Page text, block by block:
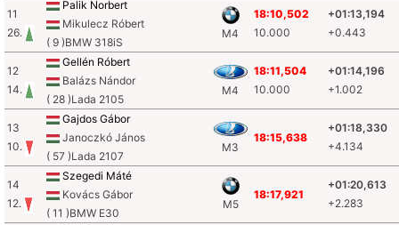
11
26.
Palik Norbert
Mikulecz Róbert
( 9 )BMW 318iS
M4
18:10,502
10.000
+01:13,194
+0.443
12
14.
Gellén Róbert
Balázs Nándor
( 28 )Lada 2105
M4
18:11,504
10.000
+01:14,196
+1.002
13
10.
Gajdos Gábor
Janoczkó János
( 57 )Lada 2107
M3
18:15,638
+01:18,330
+4.134
14
12.
Szegedi Máté
Kovács Gábor
( 11 )BMW E30
M5
18:17,921
+01:20,613
+2.283